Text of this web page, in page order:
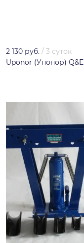
2 130 руб. / 3 суток
Uponor (Упонор) Q&E